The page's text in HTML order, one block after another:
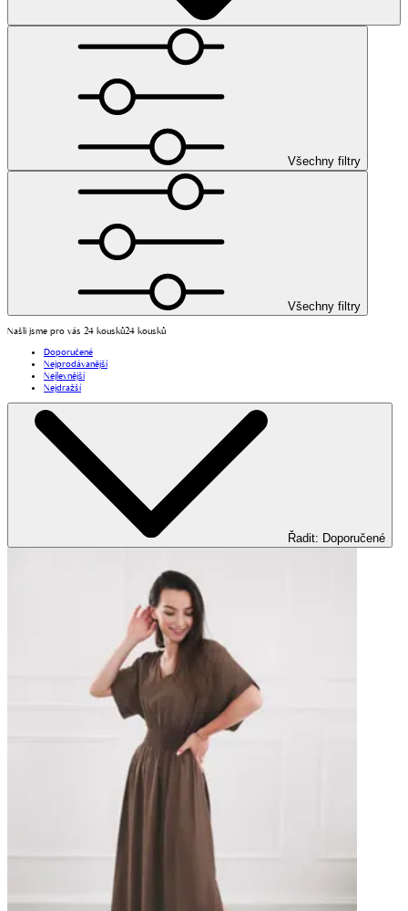
Všechny filtry
Všechny filtry
Našli jsme pro vás 24 kousků24 kousků
Doporučené
Nejprodávanější
Nejlevnější
Nejdražší
Řadit: Doporučené